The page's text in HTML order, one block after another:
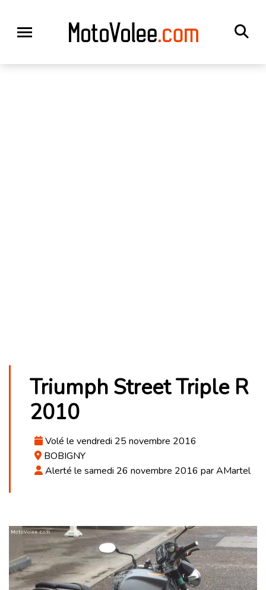
Triumph Street Triple R
2010
Volé le vendredi 25 novembre 2016
BOBIGNY
Alerté le samedi 26 novembre 2016 par AMartel